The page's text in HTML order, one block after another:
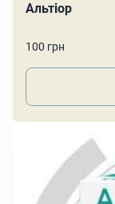
Альтіор
100 грн